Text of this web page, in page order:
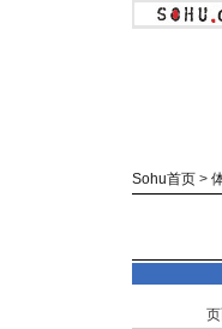
Sohu首页 >